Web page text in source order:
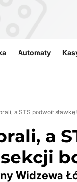
Automaty
a STS podwoił
a
Widzewa